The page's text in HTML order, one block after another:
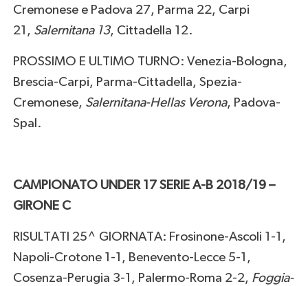
Cremonese e Padova 27, Parma 22, Carpi
21, Salernitana 13, Cittadella 12.
PROSSIMO E ULTIMO TURNO: Venezia-Bologna,
Brescia-Carpi, Parma-Cittadella, Spezia-
Cremonese, Salernitana-Hellas Verona, Padova-
Spal.
CAMPIONATO UNDER 17 SERIE A-B 2018/19 –
GIRONE C
RISULTATI 25^ GIORNATA: Frosinone-Ascoli 1-1,
Napoli-Crotone 1-1, Benevento-Lecce 5-1,
Cosenza-Perugia 3-1, Palermo-Roma 2-2, Foggia-